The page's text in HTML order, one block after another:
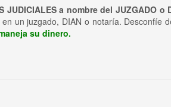
JUDICIALES a nombre del JUZGADO o
un juzgado, DIAN o notaría. Desconfíe
su dinero.